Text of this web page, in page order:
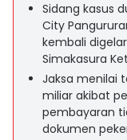
Sidang kasus
City
kembali
Simakasura
Jaksa menilai
miliar akibat
pembayaran
dokumen